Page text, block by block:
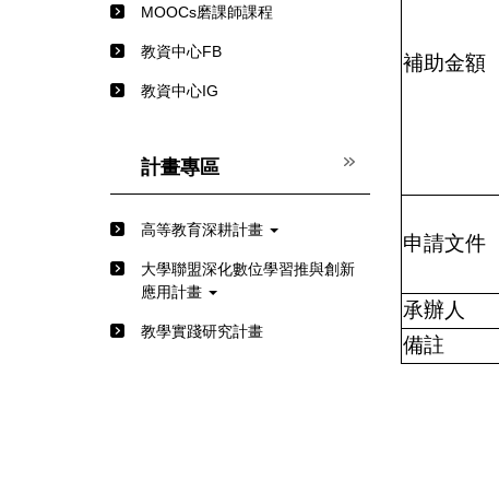
MOOCs磨課師課程
教資中心FB
教資中心IG
計畫專區
高等教育深耕計畫
⼤學聯盟深化數位學習推與創新
應⽤計畫
教學實踐研究計畫
補助金額
申請文件
承辦人
備註